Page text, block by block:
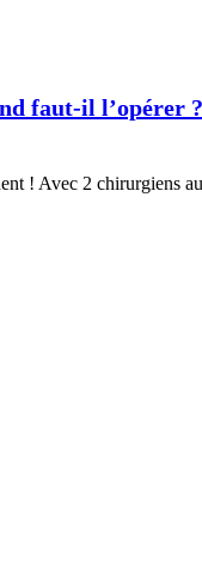
faut-il l’opérer ?
! Avec 2 chirurgiens au